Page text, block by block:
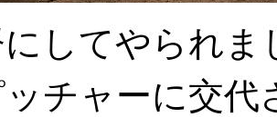
してやられま
ッチャーに交